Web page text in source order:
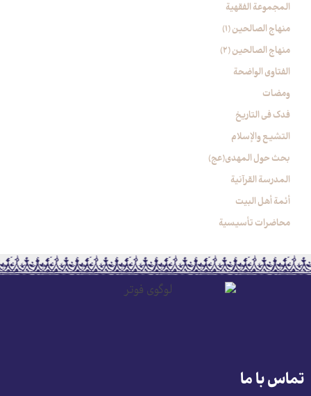
المجموعة الفقهیة
منهاج الصالحین (1)
منهاج الصالحین (2)
الفتاوی الواضحة
ومضات
فدک فی التاریخ
التشیع والإسلام
بحث حول المهدي(عج)
المدرسة القرآنیة
أئمة أهل البیت
محاضرات تأسیسیة
تماس با ما